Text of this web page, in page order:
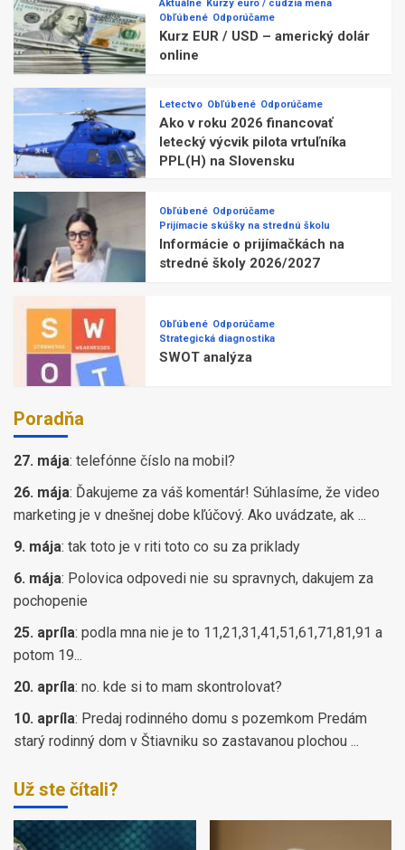
Aktuálne Kurzy euro / cudzia mena
Obľúbené Odporúčame
Kurz EUR / USD – americký dolár
online
Letectvo Obľúbené Odporúčame
Ako v roku 2026 financovať
letecký výcvik pilota vrtuľníka
PPL(H) na Slovensku
Obľúbené Odporúčame
Prijímacie skúšky na strednú školu
Informácie o prijímačkách na
stredné školy 2026/2027
Obľúbené Odporúčame
Strategická diagnostika
SWOT analýza
Poradňa
27. mája: telefónne číslo na mobil?
26. mája: Ďakujeme za váš komentár! Súhlasíme, že video
marketing je v dnešnej dobe kľúčový. Ako uvádzate, ak ...
9. mája: tak toto je v riti toto co su za priklady
6. mája: Polovica odpovedi nie su spravnych, dakujem za
pochopenie
25. apríla: podla mna nie je to 11,21,31,41,51,61,71,81,91 a
potom 19...
20. apríla: no. kde si to mam skontrolovat?
10. apríla: Predaj rodinného domu s pozemkom Predám
starý rodinný dom v Štiavniku so zastavanou plochou ...
Už ste čítali?